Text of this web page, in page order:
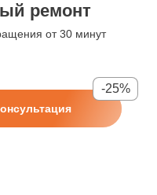
ремонт
от 30 минут
-25%